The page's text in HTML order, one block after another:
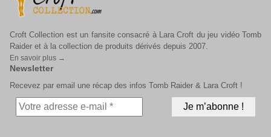
Croft Collection est un fansite consacré à Lara Croft du jeu vidéo Tomb
Raider et à la collection de produits dérivés depuis 2007.
En savoir plus →
Newsletter
Recevez par email une récap des infos Tomb Raider & Lara Croft !